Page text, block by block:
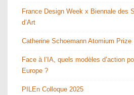
France Design Week x Biennale des
d’Art
Catherine Schoemann Atomium Prize
Face à l’IA, quels modèles d’action
Europe ?
PILEn Colloque 2025